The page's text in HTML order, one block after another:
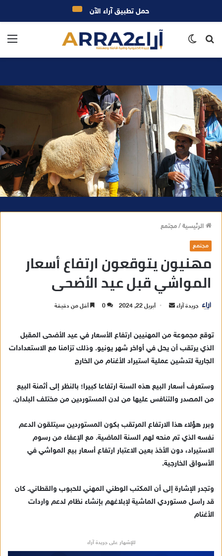
بحث
الرئيسية/مجتمع
مجتمع
مهنيون يتوقعون ارتفاع أسعار
المواشي قبل عيد الأضحى
جريدة آراء
ب
د
ا
ل
ك
ت
ر
أبريل 22, 2024 0 أقل من دقيقة
توقع مجموعة من المهنيين ارتفاع الأسعار في عيد الأضحى المقبل
الذي يرتقب أن يحل في أواخر شهر يونيو. وذلك تزامنا مع الاستعدادات
الجارية لتدشين عملية استيراد الأغنام من الخارج
وستعرف أسعار البيع هذه السنة ارتفاعا كبيرا؛ بالنظر إلى أثمنة البيع
من المصدر والتنافس عليها من لدن المستوردين من مختلف البلدان.
وبرر هؤلاء هذا الارتفاع المرتقب بكون المستوردين سيتلقون الدعم
نفسه الذي تم منحه لهم السنة الماضية. مع الإعفاء من رسوم
الاستيراد، دون الأخذ بعين الاعتبار ارتفاع أسعار بيع المواشي في
الأسواق الخارجية.
وتجدر الإشارة إلى أن المكتب الوطني المهني للحبوب والقطاني. كان
قد راسل مستوردي الماشية لإبلاغهم بإنشاء نظام لدعم واردات
الأغنام
للإشهار على جريدة آراء
حمل تطبيق آراء الآن